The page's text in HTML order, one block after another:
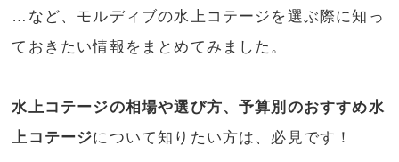
…など、モルディブの水上コテージを選ぶ際に知っ
ておきたい情報をまとめてみました。
水上コテージの相場や選び方、予算別のおすすめ水
上コテージについて知りたい方は、必見です！